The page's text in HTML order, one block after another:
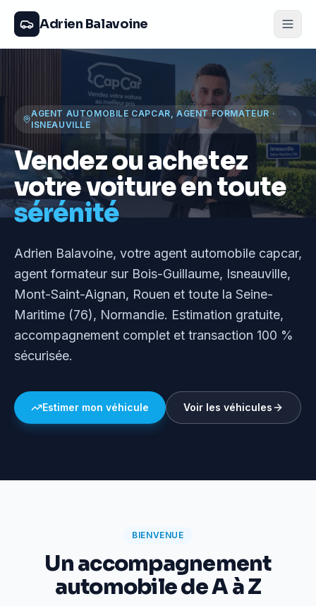
Adrien Balavoine
AGENT AUTOMOBILE CAPCAR, AGENT FORMATEUR ·
ISNEAUVILLE
Vendez ou achetez
votre voiture en toute
sérénité
Adrien Balavoine, votre agent automobile capcar,
agent formateur sur Bois-Guillaume, Isneauville,
Mont-Saint-Aignan, Rouen et toute la Seine-
Maritime (76), Normandie. Estimation gratuite,
accompagnement complet et transaction 100 %
sécurisée.
Estimer mon véhicule Voir les véhicules
BIENVENUE
Un accompagnement
automobile de A à Z